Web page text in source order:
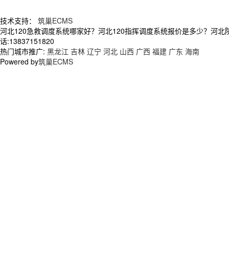
技术支持： 筑巢ECMS
河北120急救调度系统哪家好？河北120指挥调度系统报价是多少？河
话:13837151820
热门城市推广: 黑龙江 吉林 辽宁 河北 山西 广西 福建 广东 海南
Powered by筑巢ECMS